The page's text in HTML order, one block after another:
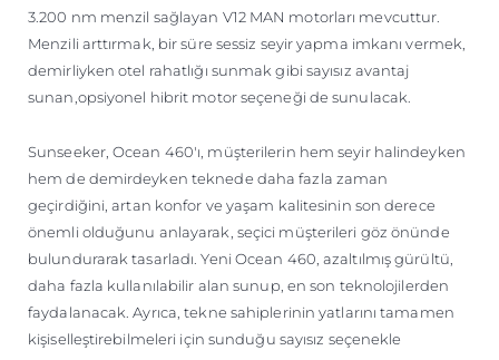
3.200 nm menzil sağlayan V12 MAN motorları mevcuttur.
Menzili arttırmak, bir süre sessiz seyir yapma imkanı vermek,
demirliyken otel rahatlığı sunmak gibi sayısız avantaj
sunan,opsiyonel hibrit motor seçeneği de sunulacak.
Sunseeker, Ocean 460'ı, müşterilerin hem seyir halindeyken
hem de demirdeyken teknede daha fazla zaman
geçirdiğini, artan konfor ve yaşam kalitesinin son derece
önemli olduğunu anlayarak, seçici müşterileri göz önünde
bulundurarak tasarladı. Yeni Ocean 460, azaltılmış gürültü,
daha fazla kullanılabilir alan sunup, en son teknolojilerden
faydalanacak. Ayrıca, tekne sahiplerinin yatlarını tamamen
kişiselleştirebilmeleri için sunduğu sayısız seçenekle